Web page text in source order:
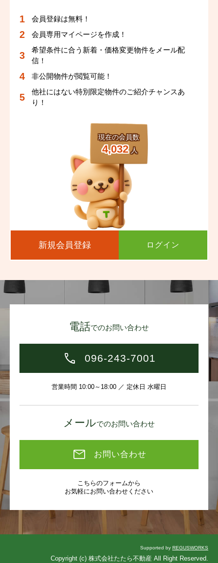
現在の会員数
4,032 人
会員登録は無料！
会員専用マイページを作成！
希望条件に合う新着・価格変更物件をメール配
信！
非公開物件が閲覧可能！
他社にはない特別限定物件のご紹介チャンスあ
り！
新規会員登録 ログイン
電話でのお問い合わせ
096-243-7001
営業時間 10:00～18:00 ／ 定休日 水曜日
メールでのお問い合わせ
お問い合わせ
こちらのフォームから
お気軽にお問い合わせください
Supported by REGUSWORKS
Copyright (c) 株式会社たたら不動産 All Right Reserved.